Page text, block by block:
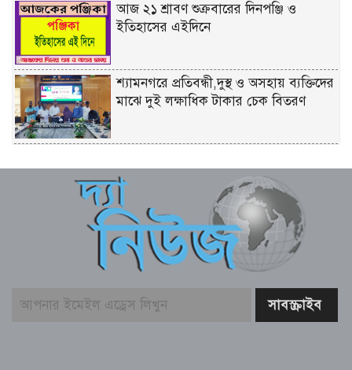
আজ ২১ শ্রাবণ শুক্রবারের দিনপঞ্জি ও
ইতিহাসের এইদিনে
শ্যামনগরে প্রতিবন্ধী,দুস্থ ও অসহায় ব্যক্তিদের
মাঝে দুই লক্ষাধিক টাকার চেক বিতরণ
বৈঠক অনুষ্ঠিত
রিয়ার অ্যাডমিরাল মাহবুব আলী খানের
৪২তম শাহাদৎবার্ষিকী অনুষ্ঠিত
তনু হত্যা মামলায় সাবেক সেনাসদস্য
হাফিজুরের জামিন বাতিল, আত্মসমর্পণের